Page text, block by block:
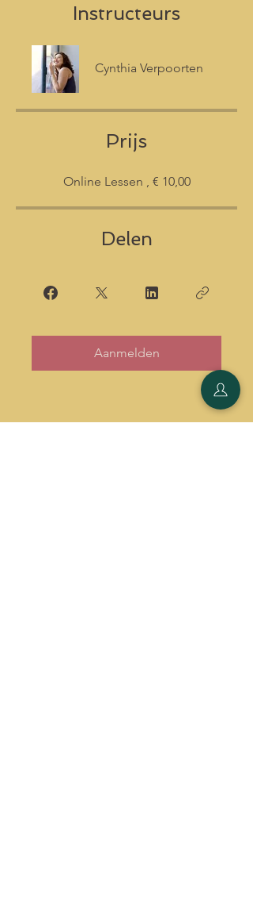
Instructeurs
Cynthia Verpoorten
Prijs
Online Lessen , € 10,00
Delen
Aanmelden